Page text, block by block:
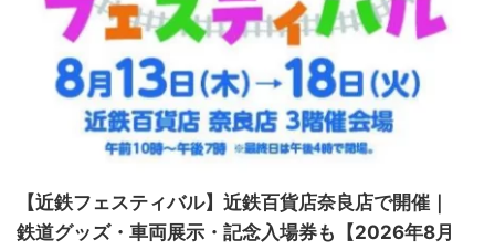
【近鉄フェスティバル】近鉄百貨店奈良店で開催｜
鉄道グッズ・車両展示・記念入場券も【2026年8月